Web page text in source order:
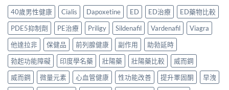
貨
購
買
指
南〉
中
南〉
中
噴
霧
購
買
指
南〉
中
比
較
2026：
口
服
藥、
噴
劑、
效
裝
香
港
購
買
指
南
2026：
Cialis
20mg
40歲男性健康 Cialis Dapoxetine ED ED治療
ED藥物比較
PDE5抑制劑
PE治療 Priligy Sildenafil Vardenafil
Viagra
他達拉非
保健品 前列腺健康 副作用
助勃延時
勃起功能障礙
印度學名藥 壯陽藥 壯陽藥比較
威而鋼
威而鋼
微量元素 心血管健康 性功能改善 提升睪固酮
早洩